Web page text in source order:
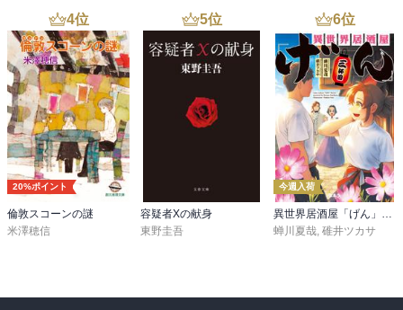
4位
20%ポイント
倫敦スコーンの謎
米澤穂信
5位
容疑者Xの献身
東野圭吾
6位
今週入荷
蝉川夏哉 碓井ツカサ